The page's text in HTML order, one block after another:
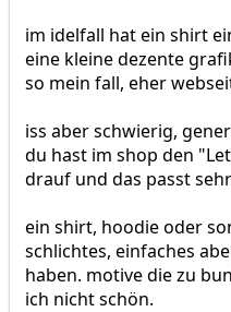
im idelfall hat ein shirt
eine kleine dezente
so mein fall, eher
iss aber schwierig,
du hast im shop den
drauf und das passt
ein shirt, hoodie oder
schlichtes, einfaches
haben. motive die zu
ich nicht schön.